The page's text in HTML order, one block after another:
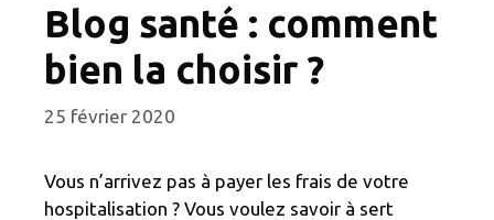
Blog santé : comment
bien la choisir ?
25 février 2020
Vous n’arrivez pas à payer les frais de votre
hospitalisation ? Vous voulez savoir à sert